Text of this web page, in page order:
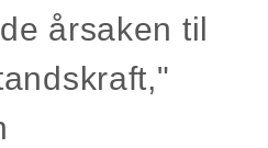
årsaken til